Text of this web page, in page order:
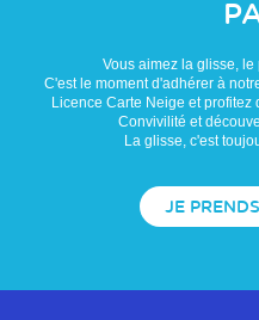
Vous aimez la glisse,
C'est le moment d'adhérer à
Licence Carte Neige et
Convivilité et
La glisse, c'est
JE